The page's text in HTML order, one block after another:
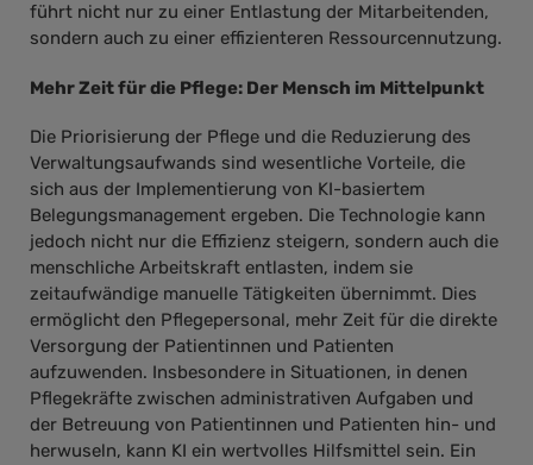
führt nicht nur zu einer Entlastung der Mitarbeitenden,
sondern auch zu einer effizienteren Ressourcennutzung.
Mehr Zeit für die Pflege: Der Mensch im Mittelpunkt
Die Priorisierung der Pflege und die Reduzierung des
Verwaltungsaufwands sind wesentliche Vorteile, die
sich aus der Implementierung von KI-basiertem
Belegungsmanagement ergeben. Die Technologie kann
jedoch nicht nur die Effizienz steigern, sondern auch die
menschliche Arbeitskraft entlasten, indem sie
zeitaufwändige manuelle Tätigkeiten übernimmt. Dies
ermöglicht den Pflegepersonal, mehr Zeit für die direkte
Versorgung der Patientinnen und Patienten
aufzuwenden. Insbesondere in Situationen, in denen
Pflegekräfte zwischen administrativen Aufgaben und
der Betreuung von Patientinnen und Patienten hin- und
herwuseln, kann KI ein wertvolles Hilfsmittel sein. Ein